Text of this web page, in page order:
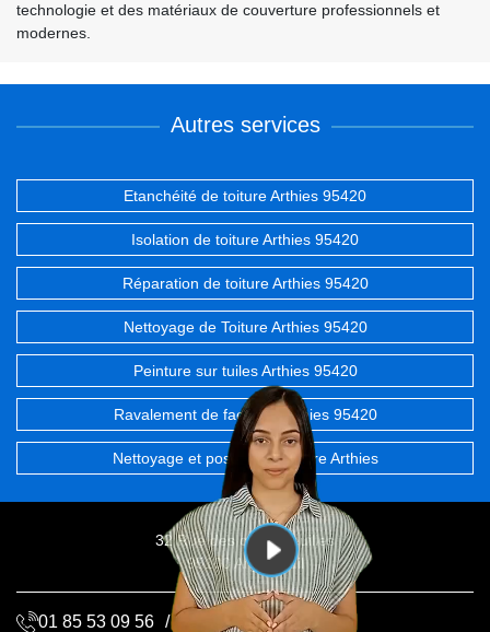
technologie et des matériaux de couverture professionnels et
modernes.
Autres services
Etanchéité de toiture Arthies 95420
Isolation de toiture Arthies 95420
Réparation de toiture Arthies 95420
Nettoyage de Toiture Arthies 95420
Peinture sur tuiles Arthies 95420
Ravalement de façades Arthies 95420
Nettoyage et pose de gouttière Arthies
32 Rue des chevrefeuilles
95100 Argenteuil
01 85 53 09 56 / 06 68 72 20 06